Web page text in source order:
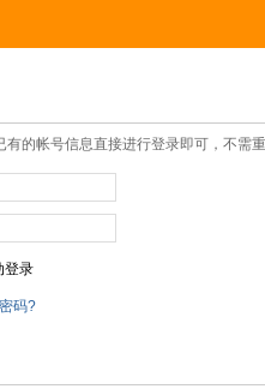
的帐号信息直接进行登录即可，不需
登录
码?